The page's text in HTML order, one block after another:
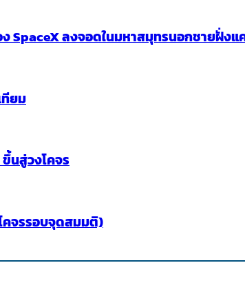
ลงจอดในมหาสมุทรนอกชายฝั่งแ
ทียม
นสู่วงโคจร
คจรรอบจุดสมมติ)